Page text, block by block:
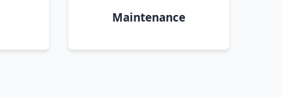
Maintenance